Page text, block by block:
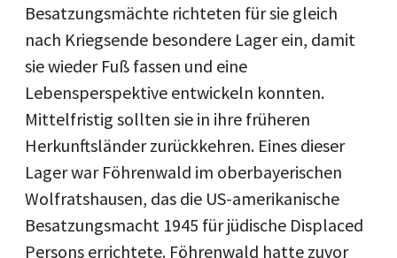
Besatzungsmächte richteten für sie gleich
nach Kriegsende besondere Lager ein, damit
sie wieder Fuß fassen und eine
Lebensperspektive entwickeln konnten.
Mittelfristig sollten sie in ihre früheren
Herkunftsländer zurückkehren. Eines dieser
Lager war Föhrenwald im oberbayerischen
Wolfratshausen, das die US-amerikanische
Besatzungsmacht 1945 für jüdische Displaced
Persons errichtete. Föhrenwald hatte zuvor